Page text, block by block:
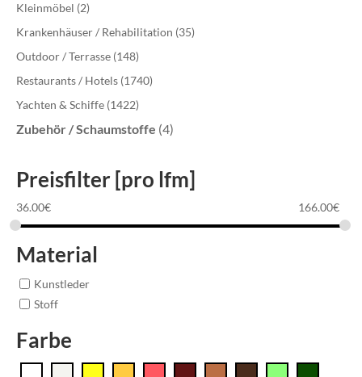
Kleinmöbel (2)
Krankenhäuser / Rehabilitation (35)
Outdoor / Terrasse (148)
Restaurants / Hotels (1740)
Yachten & Schiffe (1422)
Zubehör / Schaumstoffe (4)
Preisfilter [pro lfm]
36.00€ 166.00€
Material
Kunstleder
Stoff
Farbe